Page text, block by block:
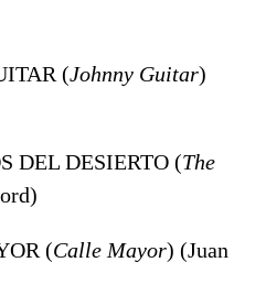
(Johnny Guitar)
DEL DESIERTO (The
(Calle Mayor) (Juan